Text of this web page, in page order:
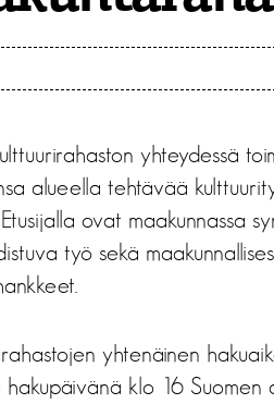
yhteydessä
alueella tehtävää
ovat maakunnassa
työ sekä
yhtenäinen
hakupäivänä klo 16 Suomen